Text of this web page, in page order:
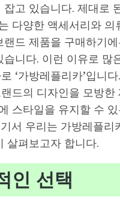
잡고 있습니다. 제대로
다양한 액세서리와 의
랜드 제품을 구매하기
니다. 이런 이유로 많
‘가방레플리카’입니
드의 디자인을 모방한
스타일을 유지할 수
서 우리는 가방레플리
살펴보고자 합니다.
인 선택